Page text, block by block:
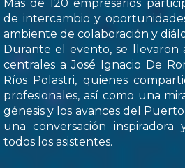
Más de 120 empresarios
de intercambio y
ambiente de colaboración y
Durante el evento, se llevaron
centrales a José Ignacio De
Ríos Polastri, quienes
profesionales, así como una
génesis y los avances del
una conversación inspiradora
todos los asistentes.